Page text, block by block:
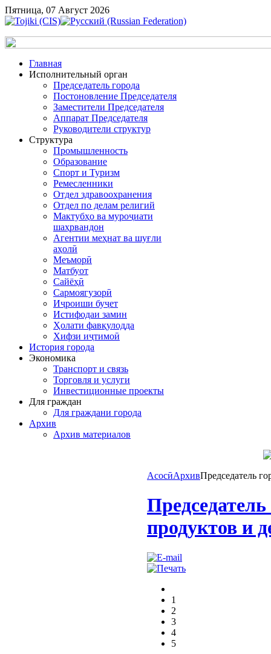
Пятница, 07 Август 2026
Главная
Исполнительный орган
Председатель города
Постоновление Председателя
Заместители Председателя
Аппарат Председателя
Руководители структур
Структура
Промышленность
Образование
Спорт и Туризм
Ремесленники
Отдел здравоохранения
Отдел по делам религий
Мактубҳо ва муроҷиати
шаҳрвандон
Агентии меҳнат ва шуғли
аҳолӣ
Меъморӣ
Матбуот
Сайёҳӣ
Сармоягузорӣ
Иҷроиши буҷет
Истифодаи замин
Ҳолати фавқулодда
Хифзи иҷтимоӣ
История города
Экономика
Транспорт и связь
Торговля и услуги
Инвестиционные проекты
Для граждан
Для граждани города
Архив
Архив материалов
АсосӣАрхивПредседатель
продуктов и
1
2
3
4
5